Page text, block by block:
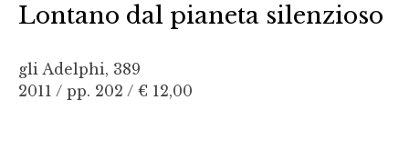
Lontano dal pianeta silenzioso
gli Adelphi, 389
2011 / pp. 202 / € 12,00